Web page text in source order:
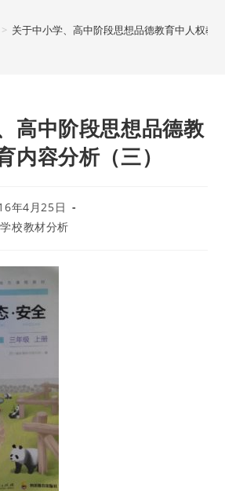
> 关于中小学、高中阶段思想品德教育中人权教
高中阶段思想品德教
内容分析（三）
年4月25日
学校教材分析